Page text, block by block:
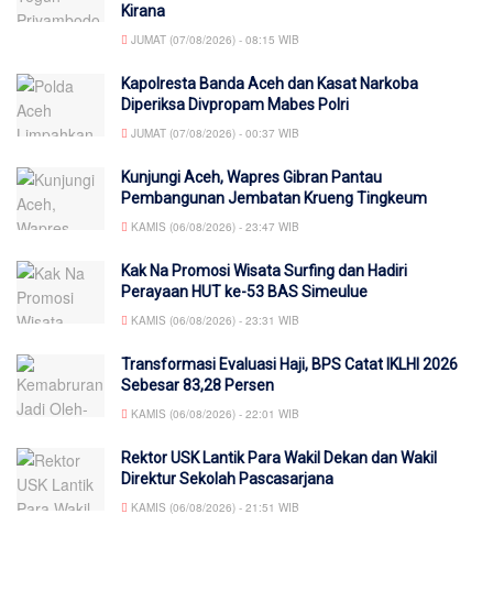
Kirana
JUMAT (07/08/2026) - 08:15 WIB
Kapolresta Banda Aceh dan Kasat Narkoba
Diperiksa Divpropam Mabes Polri
JUMAT (07/08/2026) - 00:37 WIB
Kunjungi Aceh, Wapres Gibran Pantau
Pembangunan Jembatan Krueng Tingkeum
KAMIS (06/08/2026) - 23:47 WIB
Kak Na Promosi Wisata Surfing dan Hadiri
Perayaan HUT ke-53 BAS Simeulue
KAMIS (06/08/2026) - 23:31 WIB
Transformasi Evaluasi Haji, BPS Catat IKLHI 2026
Sebesar 83,28 Persen
KAMIS (06/08/2026) - 22:01 WIB
Rektor USK Lantik Para Wakil Dekan dan Wakil
Direktur Sekolah Pascasarjana
KAMIS (06/08/2026) - 21:51 WIB